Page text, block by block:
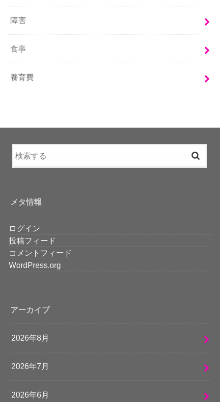
障害
食事
養育費
メタ情報
ログイン
投稿フィード
コメントフィード
WordPress.org
アーカイブ
2026年8月
2026年7月
2026年6月